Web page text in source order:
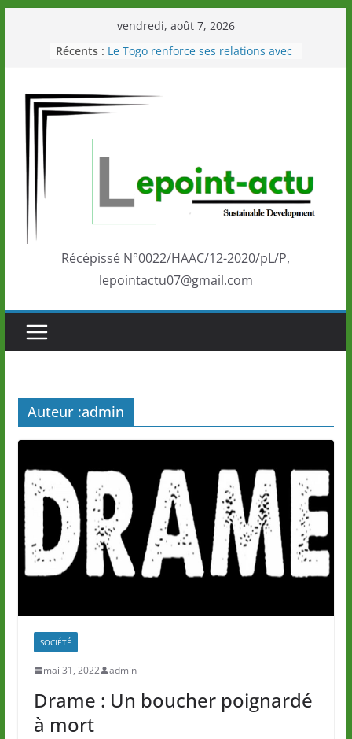
vendredi, août 7, 2026
Récents : Le Togo renforce ses relations avec
Éléphants en Côte d’Ivoire
LOTO DETENTE”, un nouveau tirage
marque de confiance au Togo sur
la scène internationale au-delà des
performances de ses athlètes
Togo: Que retenir de la politique
éducation et de l’ambition de
Récépissé N°0022/HAAC/12-2020/pL/P,
lepointactu07@gmail.com
Auteur :admin
SOCIÉTÉ
mai 31, 2022 admin
Drame : Un boucher poignardé
à mort